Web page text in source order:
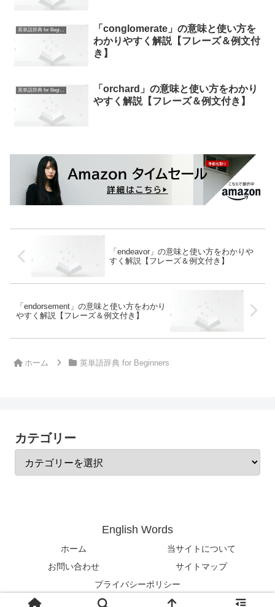
英単語辞典 for Beginners
「conglomerate」の意味と使い方を
わかりやすく解説【フレーズ＆例文付
き】
英単語辞典 for Beginners
「orchard」の意味と使い方をわかり
やすく解説【フレーズ＆例文付き】
「endeavor」の意味と使い方をわかりや
すく解説【フレーズ＆例文付き】
「endorsement」の意味と使い方をわかり
やすく解説【フレーズ＆例文付き】
ホーム 英単語辞典 for Beginners
カテゴリー
English Words
ホーム
当サイトについて
お問い合わせ
サイトマップ
プライバシーポリシー